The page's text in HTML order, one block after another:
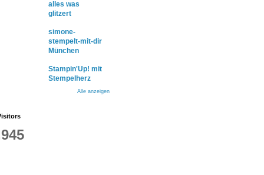
alles was
glitzert
simone-
stempelt-mit-dir
München
Stampin'Up! mit
Stempelherz
Alle anzeigen